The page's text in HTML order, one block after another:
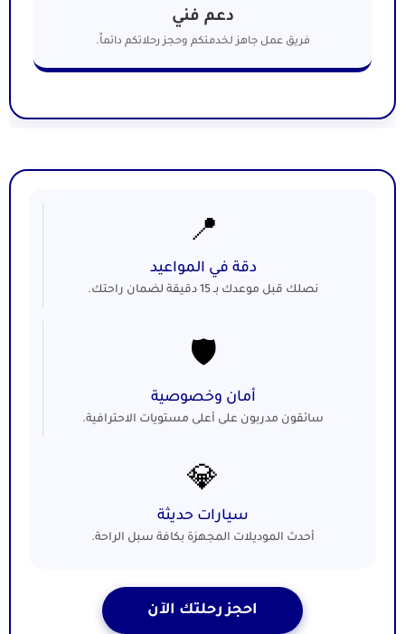
دعم فني
فريق عمل جاهز لخدمتكم وحجز رحلاتكم دائماً.
📍
دقة في المواعيد
نصلك قبل موعدك بـ 15 دقيقة لضمان راحتك.
🛡️
أمان وخصوصية
سائقون مدربون على أعلى مستويات الاحترافية.
💎
سيارات حديثة
أحدث الموديلات المجهزة بكافة سبل الراحة.
احجز رحلتك الآن